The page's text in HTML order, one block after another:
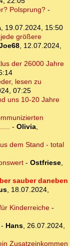
Polsprung?-
, 19.07.2024, 15:50
größere
, 12.07.2024,
der 26000 Jahre
lesen zu
07:25
uns 10-20 Jahre
- Olivia,
dem Stand - total
- Ostfriese,
sauber daneben
, 18.07.2024,
Kinderreiche-
Hans, 26.07.2024,
Zusatzeinkommen